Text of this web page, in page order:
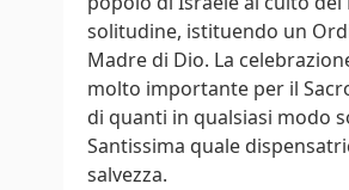
solitudine, istituendo un
Madre di Dio. La
molto importante per il
di quanti in qualsiasi modo
Santissima quale
salvezza.